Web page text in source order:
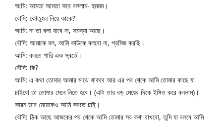
আমি: আমতা আমতা করে বললাম- হুমমম।
বৌদি: কৌতুহল নিয়ে কাকে?
আমি: না তা বলা যাবে না, সমস্যা আছে।
বৌদি: আমাকে বল, আমি কাউকে বলবো না, প্রমিজ করছি।
আমি: বলতে পারি এক স্বর্তে।
বৌদি: কি?
আমি: এ কথা তোমার আমার মাঝে থাকবে আর এর পর থেকে আমি তোমার কাছে যা
চাইবো তা তোমার মেনে নিতে হবে। (এটা তার বড় মেয়ের দিকে ইঙ্গিত করে বললাম)।
কারন তার মেয়েকেও আমি করতে চাই।
বৌদি: ঠিক আছে আজকের পর থেকে আমি তোমার সব কথা রাখবো, তুমি যা বলবে আমি